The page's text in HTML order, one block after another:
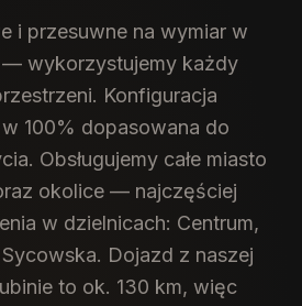
i przesuwne na wymiar w
wykorzystujemy każdy
Konfiguracja
100% dopasowana do
Obsługujemy całe miasto
okolice — najczęściej
w dzielnicach: Centrum,
Dojazd z naszej
to ok. 130 km, więc